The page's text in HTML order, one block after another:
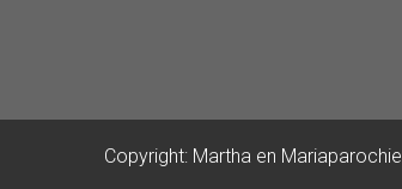
Copyright: Martha en Mariaparochie